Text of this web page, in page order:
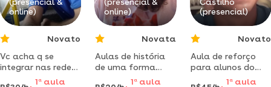
online)
Novato
Vc acha q se
integrar nas redes
e difícil ...? posso
1 aaula
online)
Novata
Aulas de história
de uma forma
divertida!
1 a aula
(presencial)
Novato
Aula de reforço
para alunos do
ensino médio
1 aaula